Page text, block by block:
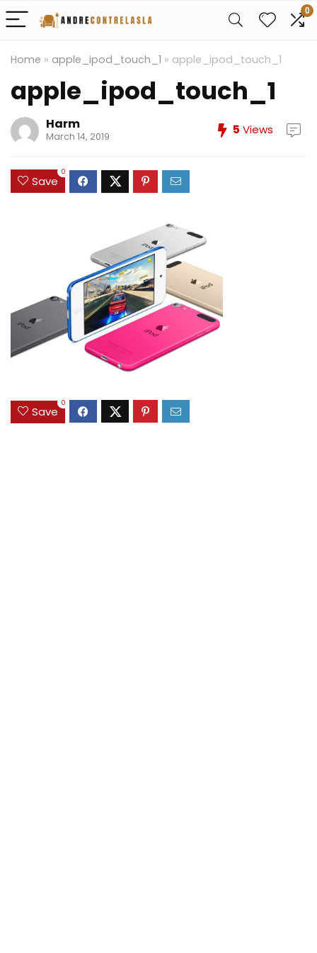
0
Home » apple_ipod_touch_1 » apple_ipod_touch_1
apple_ipod_touch_1
Harm
March 14, 2019 5 Views
Save
0
Save
0